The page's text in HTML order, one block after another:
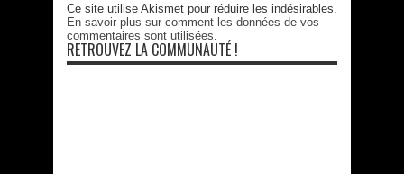
Ce site utilise Akismet pour réduire les indésirables.
En savoir plus sur comment les données de vos
commentaires sont utilisées
RETROUVEZ LA COMMUNAUTÉ !